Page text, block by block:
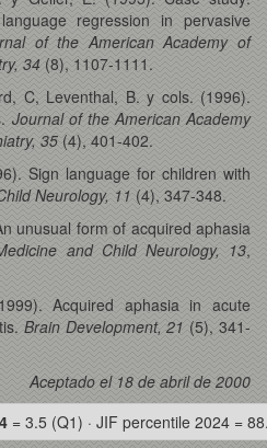
regression in pervasive
of the American Academy of
34 (8), 1107-1111.
C, Leventhal, B. y cols. (1996).
Journal of the American Academy
35 (4), 401-402.
Sign language for children with
Neurology, 11 (4), 347-348.
unusual form of acquired aphasia
and Child Neurology, 13,
Acquired aphasia in acute
Brain Development, 21 (5), 341-
Aceptado el 18 de abril de 2000
= 3.5 (Q1) · JIF percentile 2024 =